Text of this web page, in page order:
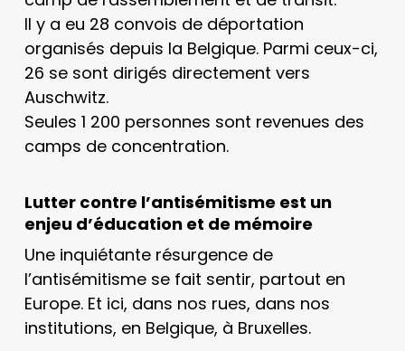
Il y a eu 28 convois de déportation
organisés depuis la Belgique. Parmi ceux-ci,
26 se sont dirigés directement vers
Auschwitz.
Seules 1 200 personnes sont revenues des
camps de concentration.
Lutter contre l’antisémitisme est un
enjeu d’éducation et de mémoire
Une inquiétante résurgence de
l’antisémitisme se fait sentir, partout en
Europe. Et ici, dans nos rues, dans nos
institutions, en Belgique, à Bruxelles.